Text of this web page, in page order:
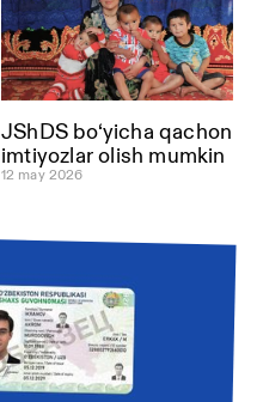
JShDS bo‘yicha qachon
imtiyozlar olish mumkin
12 may 2026